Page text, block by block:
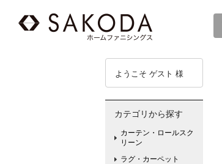
ようこそ ゲスト 様
カテゴリから探す
カーテン・ロールスク
リーン
ラグ・カーペット